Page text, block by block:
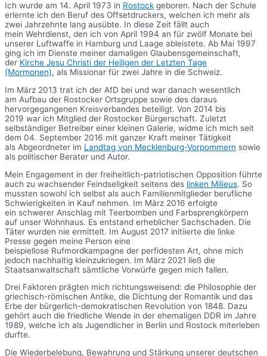
Ich wurde am 14. April 1973 in Rostock geboren. Nach der Schule
erlernte ich den Beruf des Offsetdruckers, welchen ich mehr als
zwei Jahrzehnte lang ausübte. In diese Zeit fällt auch
mein Wehrdienst, den ich von April 1994 an für zwölf Monate bei
unserer Luftwaffe in Hamburg und Laage ableistete. Ab Mai 1997
ging ich im Dienste meiner damaligen Glaubensgemeinschaft,
der Kirche Jesu Christi der Heiligen der Letzten Tage
(Mormonen), als Missionar für zwei Jahre in die Schweiz.
Im März 2013 trat ich der AfD bei und war danach wesentlich
am Aufbau der Rostocker Ortsgruppe sowie des daraus
hervorgegangenen Kreisverbandes beteiligt. Von 2014 bis
2019 war ich Mitglied der Rostocker Bürgerschaft. Zuletzt
selbständiger Betreiber einer kleinen Galerie, widme ich mich seit
dem 04. September 2016 mit ganzer Kraft meiner Tätigkeit
als Abgeordneter im Landtag von Mecklenburg-Vorpommern sowie
als politischer Berater und Autor.
Mein Engagement in der freiheitlich-patriotischen Opposition führte
auch zu wachsender Feindseligkeit seitens des linken Milieus. So
mussten sowohl ich selbst als auch Familienmitglieder berufliche
Schwierigkeiten in Kauf nehmen. Im März 2016 erfolgte
ein schwerer Anschlag mit Teerbomben und Farbsprengkörpern
auf unser Wohnhaus. Es entstand erheblicher Sachschaden. Die
Täter wurden nie ermittelt. Im August 2017 initiierte die linke
Presse gegen meine Person eine
beispiellose Rufmordkampagne der perfidesten Art, ohne mich
jedoch nachhaltig kleinzukriegen. Im März 2021 ließ die
Staatsanwaltschaft sämtliche Vorwürfe gegen mich fallen.
Drei Faktoren prägten mich richtungsweisend: die Philosophie der
griechisch-römischen Antike, die Dichtung der Romantik und das
Erbe der bürgerlich-demokratischen Revolution von 1848. Dazu
gehört auch die friedliche Wende in der ehemaligen DDR im Jahre
1989, welche ich als Jugendlicher in Berlin und Rostock miterleben
durfte.
Die Wiederbelebung, Bewahrung und Stärkung unserer deutschen